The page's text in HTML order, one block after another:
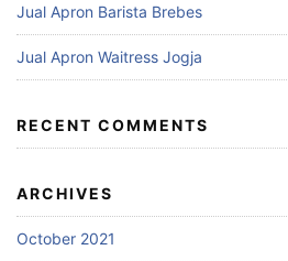
Jual Apron Barista Brebes
Jual Apron Waitress Jogja
RECENT COMMENTS
ARCHIVES
October 2021